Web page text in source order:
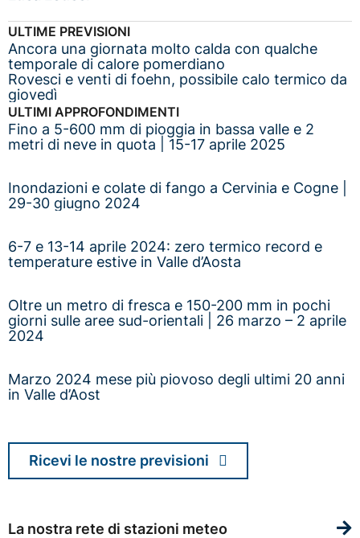
ULTIME PREVISIONI
Ancora una giornata molto calda con qualche
temporale di calore pomerdiano
Rovesci e venti di foehn, possibile calo termico da
giovedì
ULTIMI APPROFONDIMENTI
Fino a 5-600 mm di pioggia in bassa valle e 2
metri di neve in quota | 15-17 aprile 2025
Inondazioni e colate di fango a Cervinia e Cogne |
29-30 giugno 2024
6-7 e 13-14 aprile 2024: zero termico record e
temperature estive in Valle d’Aosta
Oltre un metro di fresca e 150-200 mm in pochi
giorni sulle aree sud-orientali | 26 marzo – 2 aprile
2024
Marzo 2024 mese più piovoso degli ultimi 20 anni
in Valle d’Aost
Ricevi le nostre previsioni
La nostra rete di stazioni meteo